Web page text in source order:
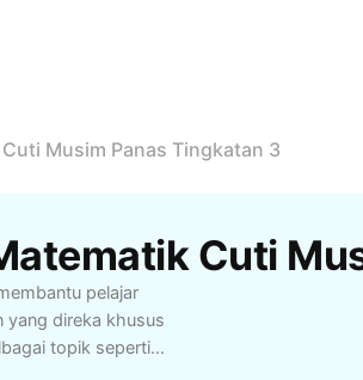
Musim Panas Tingkatan 3
pelajar
yang direka khusus
topik seperti